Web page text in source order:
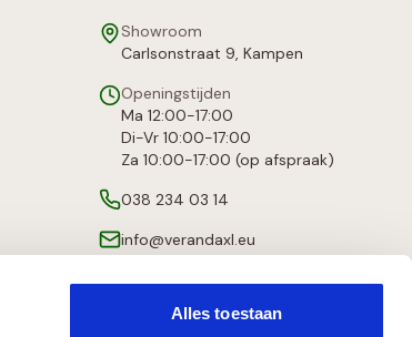
Alles toestaan
Showroom
Carlsonstraat 9, Kampen
Openingstijden
Ma 12:00-17:00
Di-Vr 10:00-17:00
Za 10:00-17:00 (op afspraak)
038 234 03 14
info@verandaxl.eu